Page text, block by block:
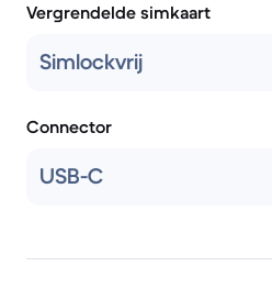
Vergrendelde simkaart
Simlockvrij
Connector
USB-C